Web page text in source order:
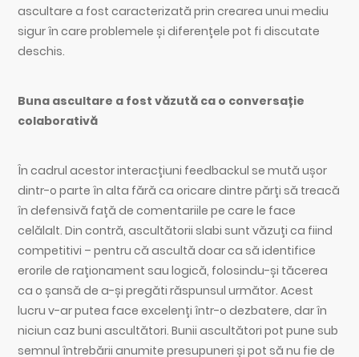
ascultare a fost caracterizată prin crearea unui mediu
sigur în care problemele și diferențele pot fi discutate
deschis.
Buna ascultare a fost văzută ca o conversație
colaborativă
În cadrul acestor interacțiuni feedbackul se mută ușor
dintr-o parte în alta fără ca oricare dintre părți să treacă
în defensivă față de comentariile pe care le face
celălalt. Din contră, ascultătorii slabi sunt văzuți ca fiind
competitivi – pentru că ascultă doar ca să identifice
erorile de raționament sau logică, folosindu-și tăcerea
ca o șansă de a-și pregăti răspunsul următor. Acest
lucru v-ar putea face excelenți într-o dezbatere, dar în
niciun caz buni ascultători. Bunii ascultători pot pune sub
semnul întrebării anumite presupuneri și pot să nu fie de